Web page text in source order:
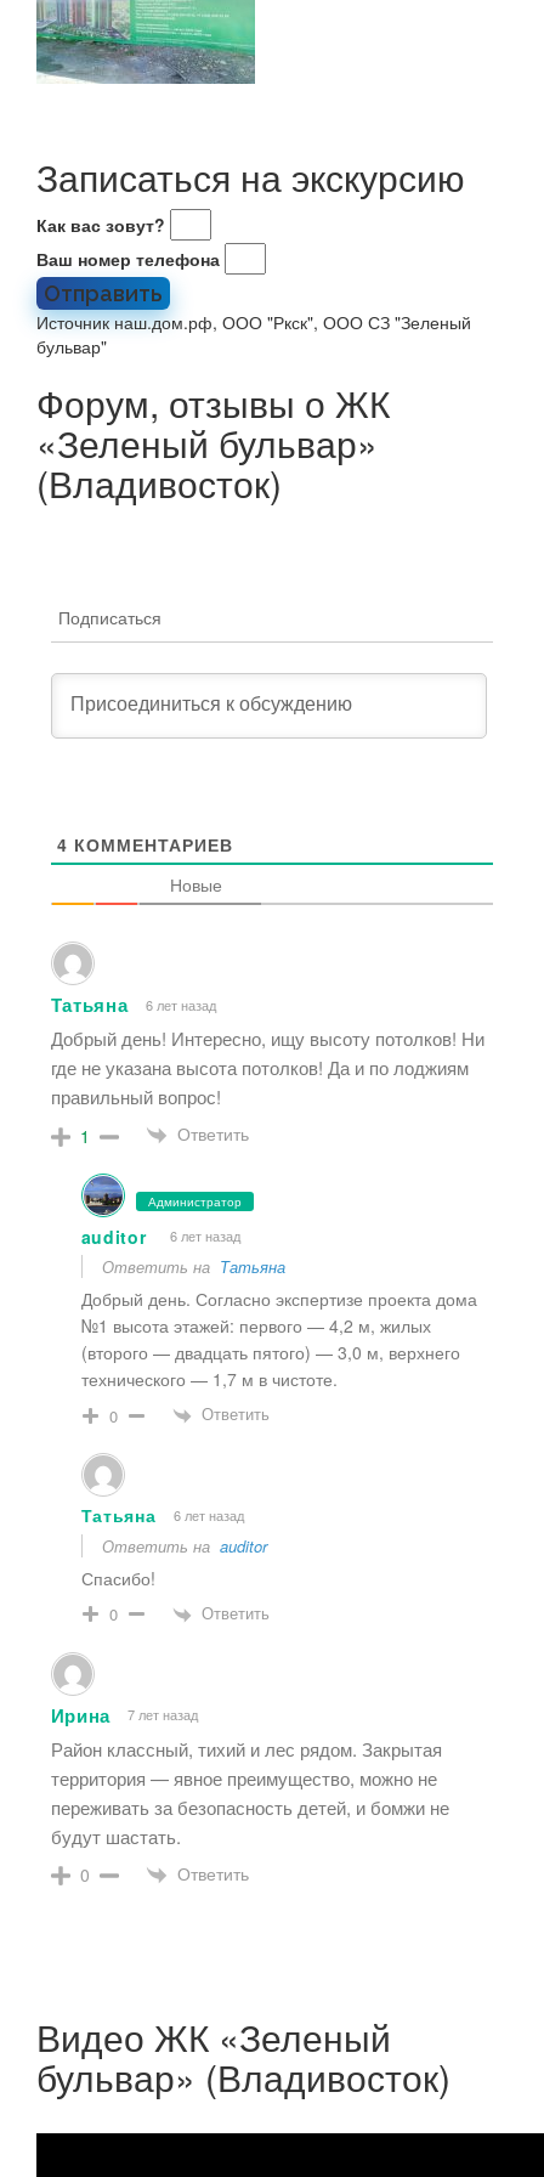
Записаться на экскурсию
Как вас зовут?
Ваш номер телефона
Отправить
Источник наш.дом.рф, ООО "Ркск", ООО СЗ "Зеленый
бульвар"
Форум, отзывы о ЖК
«Зеленый бульвар»
(Владивосток)
Подписаться
4 КОММЕНТАРИЕВ
Новые
Татьяна 6 лет назад
Добрый день! Интересно, ищу высоту потолков! Ни
где не указана высота потолков! Да и по лоджиям
правильный вопрос!
1 Ответить
Администратор
auditor 6 лет назад
Ответить на Татьяна
Добрый день. Согласно экспертизе проекта дома
№1 высота этажей: первого — 4,2 м, жилых
(второго — двадцать пятого) — 3,0 м, верхнего
технического — 1,7 м в чистоте.
0 Ответить
Татьяна 6 лет назад
Ответить на auditor
Спасибо!
0 Ответить
Ирина 7 лет назад
Район классный, тихий и лес рядом. Закрытая
территория — явное преимущество, можно не
переживать за безопасность детей, и бомжи не
будут шастать.
0 Ответить
Видео ЖК «Зеленый
бульвар» (Владивосток)